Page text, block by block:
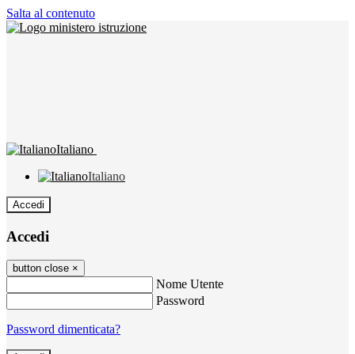
Salta al contenuto
Italiano
Italiano
Accedi
Accedi
button close ×
Nome Utente
Password
Password dimenticata?